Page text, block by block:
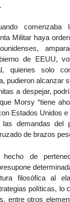
comenzaba
Militar haya
de EEUU,
quienes solo
pudieron alcanzar
a despejar,
Morsy “tiene
Estados Unidos
demandas del
de brazos
de
filosófica al
políticas, lo
entre otros